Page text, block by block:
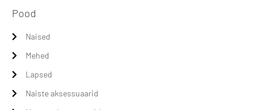
Pood
Naised
Mehed
Lapsed
Naiste aksessuaarid